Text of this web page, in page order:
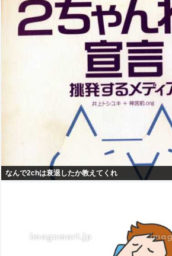
なんで2chは衰退したか教えてくれ